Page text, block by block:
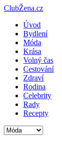
ClubŽena.cz
Úvod
Bydlení
Móda
Krása
Volný čas
Cestování
Zdraví
Rodina
Celebrity
Rady
Recepty